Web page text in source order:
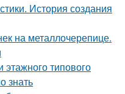
История создания
на металлочерепице.
этажного типового
знать